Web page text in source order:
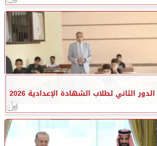
الثاني لطلاب الشهادة الإعدادية 2026